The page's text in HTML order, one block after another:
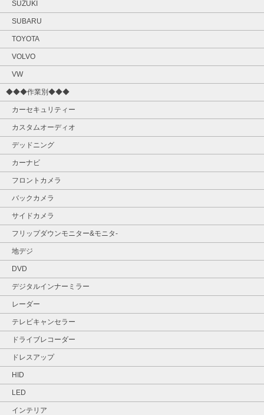
SUZUKI
SUBARU
TOYOTA
VOLVO
VW
◆◆◆作業別◆◆◆
カーセキュリティー
カスタムオーディオ
デッドニング
カーナビ
フロントカメラ
バックカメラ
サイドカメラ
フリップダウンモニター&モニタ‐
地デジ
DVD
デジタルインナーミラー
レーダー
テレビキャンセラー
ドライブレコーダー
ドレスアップ
HID
LED
インテリア